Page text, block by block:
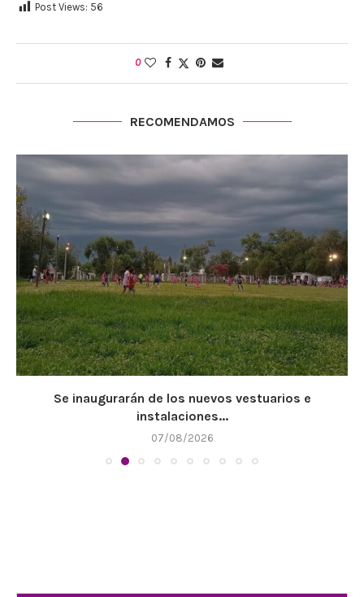
Post Views: 56
0
RECOMENDAMOS
Se inaugurarán de los nuevos vestuarios e
instalaciones...
07/08/2026